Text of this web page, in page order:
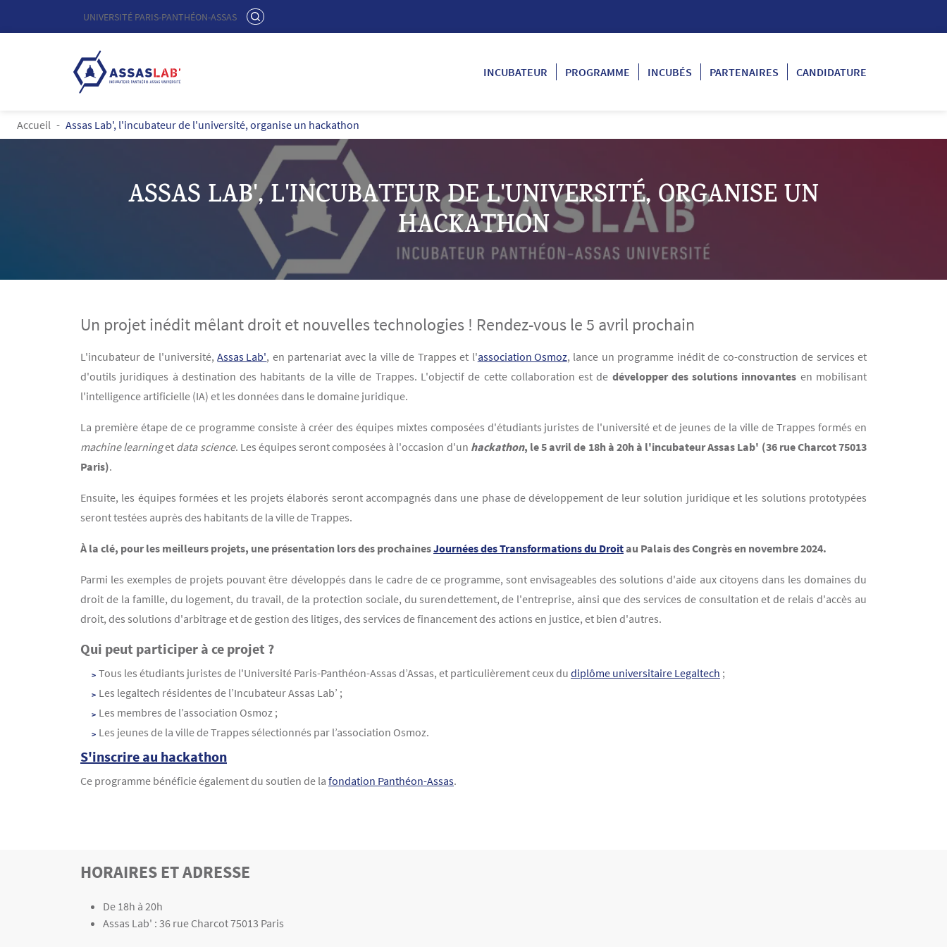
Aller au contenu principal
Menu liste site Custom EN
UNIVERSITÉ PARIS-PANTHÉON-ASSAS RECHERCHER
INCUBATEUR
PROGRAMME INCUBÉS PARTENAIRES CANDIDATURE
FIL D'ARIANE
Accueil Assas Lab', l'incubateur de l'université, organise un hackathon
ASSAS LAB', L'INCUBATEUR DE L'UNIVERSITÉ, ORGANISE UN
HACKATHON
Un projet inédit mêlant droit et nouvelles technologies ! Rendez-vous le 5 avril prochain
Texte
L'incubateur de l'université,Assas Lab', en partenariat avec la ville de Trappes et l'association Osmoz, lance un programme inédit de co-construction de services et
d'outils juridiques à destination des habitants de la ville de Trappes. L'objectif de cette collaboration est de développer des solutions innovantes en mobilisant
l'intelligence artificielle (IA) et les données dans le domaine juridique.
La première étape de ce programme consiste à créer des équipes mixtes composées d'étudiants juristes de l'université et de jeunes de la ville de Trappes formés en
machine learninget data science. Les équipes seront composées à l'occasion d'un hackathon, le 5 avril de 18h à 20h à l'incubateur Assas Lab' (36 rue Charcot 75013
Paris).
Ensuite, les équipes formées et les projets élaborés seront accompagnés dans une phase de développement de leur solution juridique et les solutions prototypées
seront testées auprès des habitants de la ville de Trappes.
À la clé, pour les meilleurs projets, une présentation lors des prochainesJournées des Transformations du Droitau Palais des Congrès en novembre 2024.
Parmi les exemples de projets pouvant être développés dans le cadre de ce programme, sont envisageables des solutions d'aide aux citoyens dans les domaines du
droit de la famille, du logement, du travail, de la protection sociale, du surendettement, de l'entreprise, ainsi que des services de consultation et de relais d'accès au
droit, des solutions d'arbitrage et de gestion des litiges, des services de financement des actions en justice, et bien d'autres.
Qui peut participer à ce projet ?
Tous les étudiants juristes de l'Université Paris-Panthéon-Assas d’Assas, et particulièrement ceux du diplôme universitaire Legaltech ;
Les legaltech résidentes de l’Incubateur Assas Lab’ ;
Les membres de l’association Osmoz ;
Les jeunes de la ville de Trappes sélectionnés par l’association Osmoz.
S'inscrire au hackathon
Ce programme bénéficie également du soutien de la fondation Panthéon-Assas.
Bloc(s) libre(s)
TITRE
HORAIRES ET ADRESSE
TexteDe 18h à 20h
Assas Lab' : 36 rue Charcot 75013 Paris